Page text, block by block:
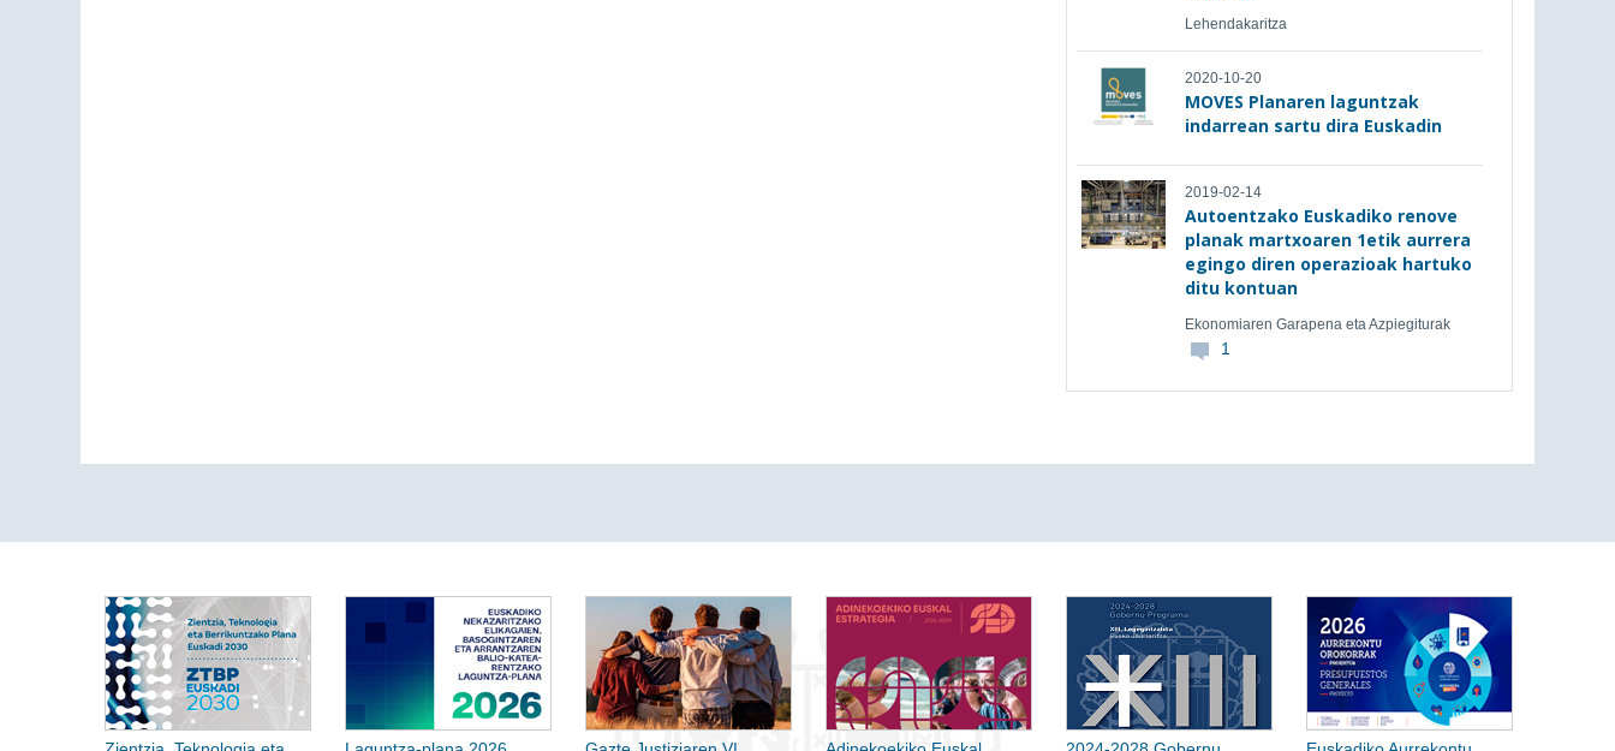
Lehendakaritza
2020-10-20
MOVES Planaren laguntzak
indarrean sartu dira Euskadin
2019-02-14
Autoentzako Euskadiko renove
planak martxoaren 1etik aurrera
egingo diren operazioak hartuko
ditu kontuan
Ekonomiaren Garapena eta Azpiegiturak
1